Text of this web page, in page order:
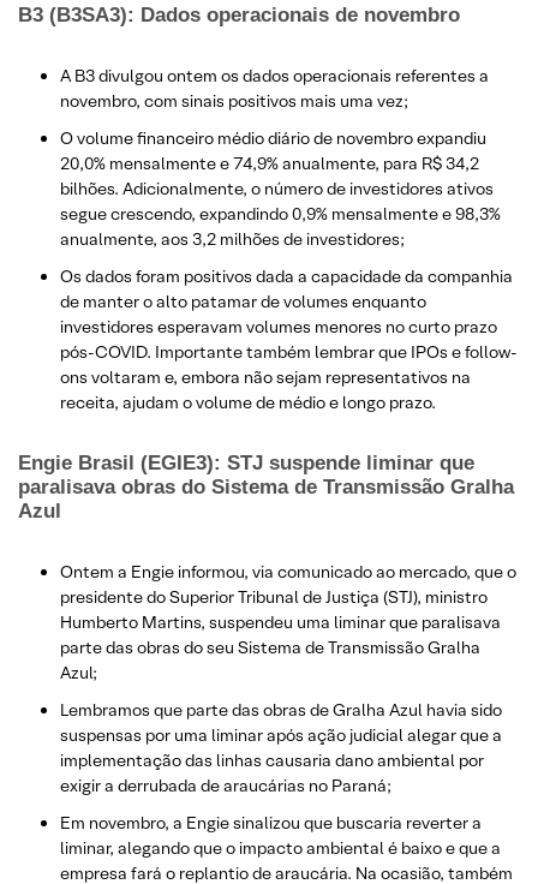
B3 (B3SA3): Dados operacionais de novembro
A B3 divulgou ontem os dados operacionais referentes a
novembro, com sinais positivos mais uma vez;
O volume financeiro médio diário de novembro expandiu
20,0% mensalmente e 74,9% anualmente, para R$ 34,2
bilhões. Adicionalmente, o número de investidores ativos
segue crescendo, expandindo 0,9% mensalmente e 98,3%
anualmente, aos 3,2 milhões de investidores;
Os dados foram positivos dada a capacidade da companhia
de manter o alto patamar de volumes enquanto
investidores esperavam volumes menores no curto prazo
pós-COVID. Importante também lembrar que IPOs e follow-
ons voltaram e, embora não sejam representativos na
receita, ajudam o volume de médio e longo prazo.
Engie Brasil (EGIE3): STJ suspende liminar que
paralisava obras do Sistema de Transmissão Gralha
Azul
Ontem a Engie informou, via comunicado ao mercado, que o
presidente do Superior Tribunal de Justiça (STJ), ministro
Humberto Martins, suspendeu uma liminar que paralisava
parte das obras do seu Sistema de Transmissão Gralha
Azul;
Lembramos que parte das obras de Gralha Azul havia sido
suspensas por uma liminar após ação judicial alegar que a
implementação das linhas causaria dano ambiental por
exigir a derrubada de araucárias no Paraná;
Em novembro, a Engie sinalizou que buscaria reverter a
liminar, alegando que o impacto ambiental é baixo e que a
empresa fará o replantio de araucária. Na ocasião, também